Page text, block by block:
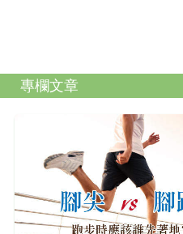
專欄文章